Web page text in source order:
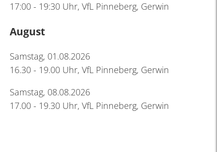
17:00 - 19:30 Uhr, VfL Pinneberg, Gerwin
August
Samstag, 01.08.2026
16.30 - 19.00 Uhr, VfL Pinneberg, Gerwin
Samstag, 08.08.2026
17.00 - 19.30 Uhr, VfL Pinneberg, Gerwin